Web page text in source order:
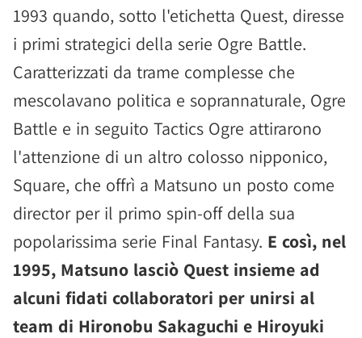
1993 quando, sotto l'etichetta Quest, diresse
i primi strategici della serie Ogre Battle.
Caratterizzati da trame complesse che
mescolavano politica e soprannaturale, Ogre
Battle e in seguito Tactics Ogre attirarono
l'attenzione di un altro colosso nipponico,
Square, che offrì a Matsuno un posto come
director per il primo spin-off della sua
popolarissima serie Final Fantasy. E così, nel
1995, Matsuno lasciò Quest insieme ad
alcuni fidati collaboratori per unirsi al
team di Hironobu Sakaguchi e Hiroyuki